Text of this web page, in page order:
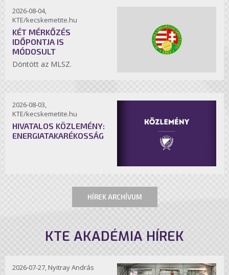
2026-08-04,
KTE/kecskemetite.hu
KÉT MÉRKŐZÉS
IDŐPONTJA IS
MÓDOSULT
Döntött az MLSZ.
2026-08-03,
KTE/kecskemetite.hu
HIVATALOS KÖZLEMÉNY:
ENERGIATAKARÉKOSSÁG
HÍREK ARCHÍVUM
KTE AKADÉMIA HÍREK
2026-07-27, Nyitray András